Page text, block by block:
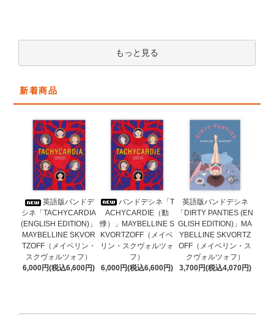
もっと見る
新着商品
英語版バンドデ
シネ「TACHYCARDIA
(ENGLISH EDITION)」
MAYBELLINE SKVOR
TZOFF（メイベリン・
スクヴォルツォフ）
6,000円(税込6,600円)
バンドデシネ「T
ACHYCARDIE（動
悸）」MAYBELLINE S
KVORTZOFF（メイベ
リン・スクヴォルツォ
フ）
6,000円(税込6,600円)
英語版バンドデシネ
「DIRTY PANTIES (EN
GLISH EDITION)」MA
YBELLINE SKVORTZ
OFF（メイベリン・ス
クヴォルツォフ）
3,700円(税込4,070円)